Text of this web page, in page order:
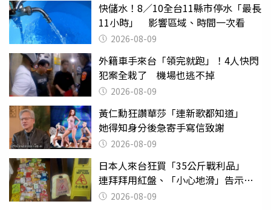
快儲水！8／10全台11縣市停水「最長
11小時」 影響區域、時間一次看
2026-08-09
外籍車手來台「領完就跑」！4人快閃
犯案全栽了 機場也逃不掉
2026-08-09
黃仁勳狂讚華莎「連新歌都知道」
她得知身分後急寄手寫信致謝
2026-08-09
日本人來台狂買「35公斤戰利品」
連拜拜用紅盤、「小心地滑」告示牌
也帶回家
2026-08-09